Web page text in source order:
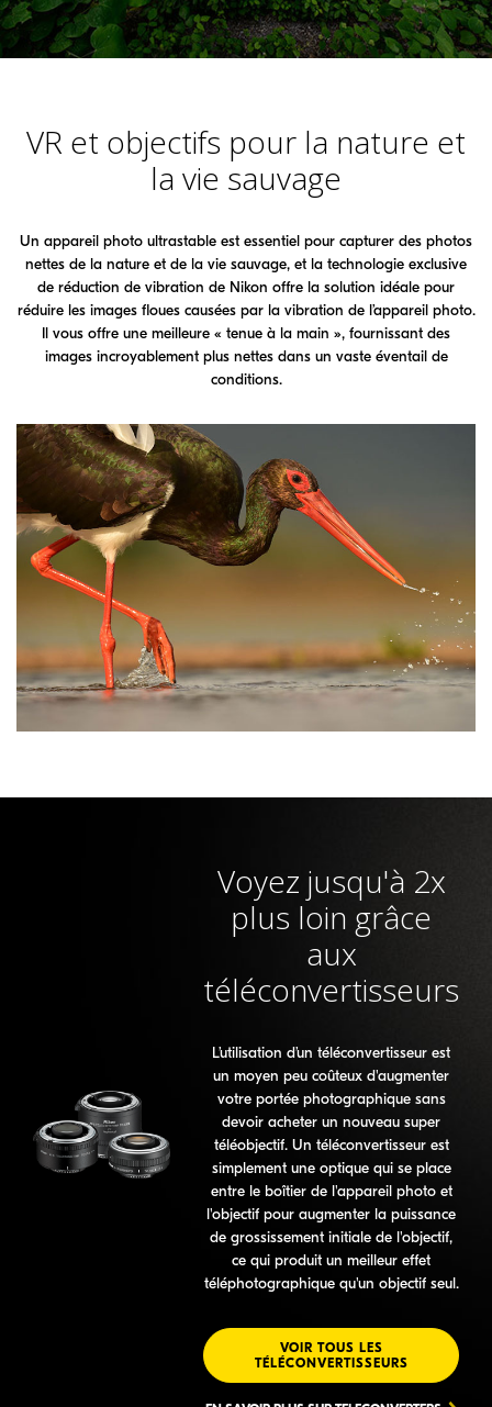
VR et objectifs pour la nature et
la vie sauvage
Un appareil photo ultrastable est essentiel pour capturer des photos
nettes de la nature et de la vie sauvage, et la technologie exclusive
de réduction de vibration de Nikon offre la solution idéale pour
réduire les images floues causées par la vibration de l’appareil photo.
Il vous offre une meilleure « tenue à la main », fournissant des
images incroyablement plus nettes dans un vaste éventail de
conditions.
Voyez jusqu'à 2x
plus loin grâce
aux
téléconvertisseurs
L’utilisation d’un téléconvertisseur est
un moyen peu coûteux d'augmenter
votre portée photographique sans
devoir acheter un nouveau super
téléobjectif. Un téléconvertisseur est
simplement une optique qui se place
entre le boîtier de l'appareil photo et
l'objectif pour augmenter la puissance
de grossissement initiale de l'objectif,
ce qui produit un meilleur effet
téléphotographique qu'un objectif seul.
VOIR TOUS LES
TÉLÉCONVERTISSEURS